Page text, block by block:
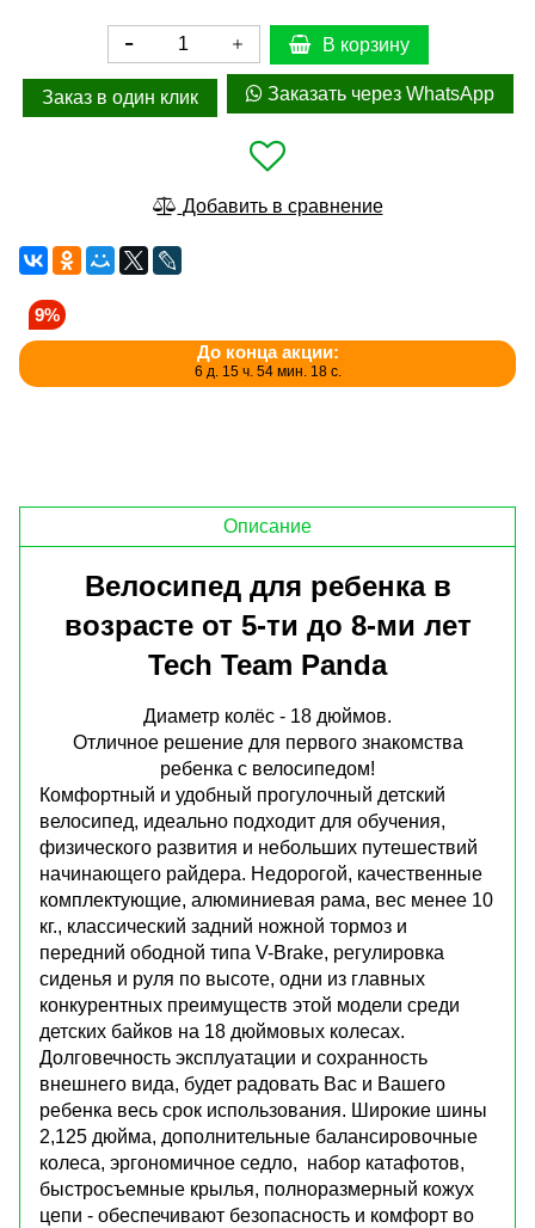
В корзину
Заказ в один клик Заказать через WhatsApp
Добавить в сравнение
9%
До конца акции:
6 д. 15 ч. 54 мин. 18 с.
Описание
Велосипед для ребенка в
возрасте от 5-ти до 8-ми лет
Tech Team Panda
Диаметр колёс - 18 дюймов.
Отличное решение для первого знакомства
ребенка с велосипедом!
Комфортный и удобный прогулочный детский
велосипед, идеально подходит для обучения,
физического развития и небольших путешествий
начинающего райдера. Недорогой, качественные
комплектующие, алюминиевая рама, вес менее 10
кг., классический задний ножной тормоз и
передний ободной типа V-Brake, регулировка
сиденья и руля по высоте, одни из главных
конкурентных преимуществ этой модели среди
детских байков на 18 дюймовых колесах.
Долговечность эксплуатации и сохранность
внешнего вида, будет радовать Вас и Вашего
ребенка весь срок использования. Широкие шины
2,125 дюйма, дополнительные балансировочные
колеса, эргономичное седло, набор катафотов,
быстросъемные крылья, полноразмерный кожух
цепи - обеспечивают безопасность и комфорт во